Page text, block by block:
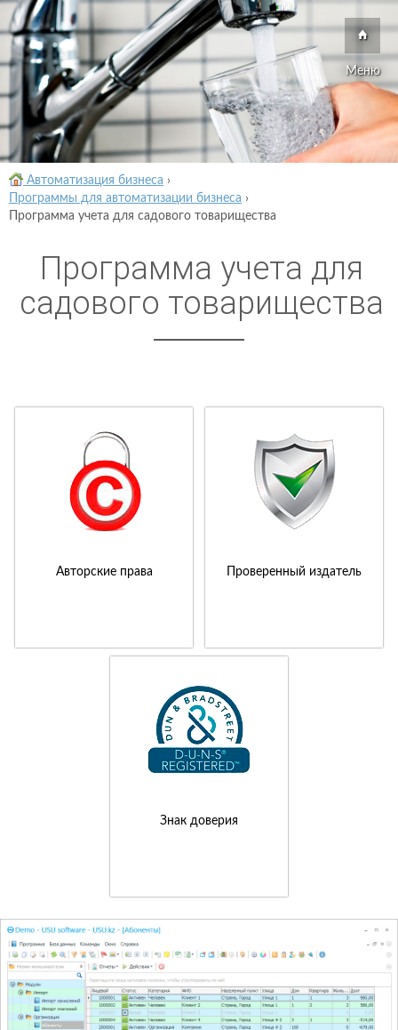
Меню
Автоматизация бизнеса ›
Программы для автоматизации бизнеса ›
Программа учета для садового товарищества
Программа учета для
садового товарищества
Авторские права Проверенный издатель
Знак доверия